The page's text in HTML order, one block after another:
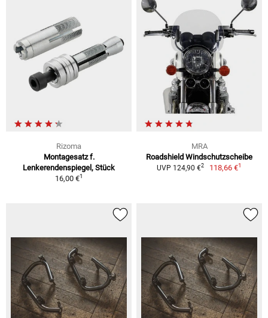
Rizoma
Montagesatz f.
Lenkerendenspiegel, Stück
16,00 €1
MRA
Roadshield Windschutzscheibe
UVP 124,90 €2 118,66 €1